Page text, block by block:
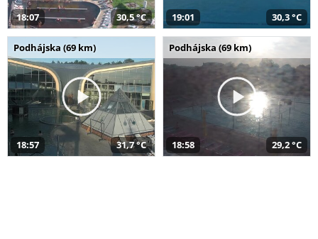
18:07 30,5 °C 19:01 30,3 °C
Podhájska (69 km)
18:57 31,7 °C
Podhájska (69 km)
18:58 29,2 °C